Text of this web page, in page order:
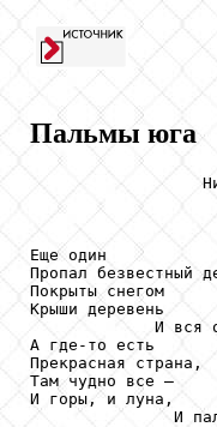
Пальмы юга
Еще один
Пропал безвестный
Покрыты снегом
Крыши деревень
И вся
А где-то есть
Прекрасная страна,
Там чудно все —
И горы, и луна,
И